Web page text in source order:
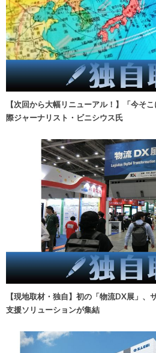
【次回から大幅リニューアル！】「今そ
際ジャーナリスト・ビニシウス氏
【現地取材・独自】初の「物流DX展」、
支援ソリューションが集結